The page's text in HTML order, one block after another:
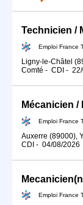
Technicien /
Emploi France
Ligny-le-Châtel
Comté - CDI -
Emploi France
Auxerre (89000),
CDI - 04/08/2026
Emploi France